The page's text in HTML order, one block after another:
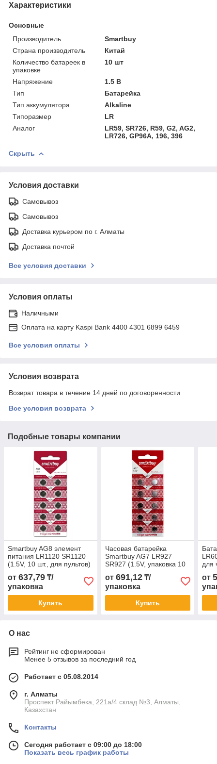
Характеристики
Основные
Производитель
Smartbuy
Страна производитель
Китай
Количество батареек в
упаковке
10 шт
Напряжение
1.5 В
Тип
Батарейка
Тип аккумулятора
Alkaline
Типоразмер
LR
Аналог
LR59, SR726, R59, G2, AG2,
LR726, GP96A, 196, 396
Скрыть
Условия доставки
Самовывоз
Самовывоз
Доставка курьером по г. Алматы
Доставка почтой
Все условия доставки
Условия оплаты
Наличными
Оплата на карту Kaspi Bank 4400 4301 6899 6459
Все условия оплаты
Условия возврата
Возврат товара в течение 14 дней по договоренности
Все условия возврата
Подобные товары компании
Smartbuy AG8 элемент
питания LR1120 SR1120
(1.5V, 10 шт., для пультов)
от 637,79 ₸/
упаковка
Купить
Часовая батарейка
Smartbuy AG7 LR927
SR927 (1.5V, упаковка 10
от 691,12₸/
упаковка
Купить
для
от
О нас
Рейтинг не сформирован
Менее 5 отзывов за последний год
Работает с 05.08.2014
г. Алматы
Проспект Райымбека, 221а/4 склад №3, Алматы,
Казахстан
Контакты
Сегодня работает с 09:00 до 18:00
Показать весь график работы